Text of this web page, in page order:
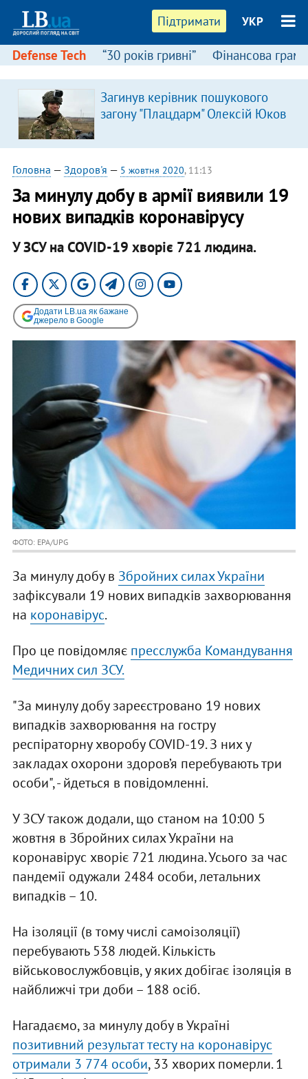
Підтримати УКР
Defense Tech “30 років гривні” Фінансова
Загинув керівник пошукового
загону "Плацдарм" Олексій Юков
Головна — Здоров'я — 5 жовтня 2020, 11:13
За минулу добу в армії виявили 19
нових випадків коронавірусу
У ЗСУ на COVID-19 хворіє 721 людина.
Додати LB.ua як бажане
джерело в Google
ФОТО: EPA/UPG
За минулу добу в Збройних силах України
зафіксували 19 нових випадків захворювання
на коронавірус.
Про це повідомляє пресслужба Командування
Медичних сил ЗСУ.
"За минулу добу зареєстровано 19 нових
випадків захворювання на гостру
респіраторну хворобу COVID-19. З них у
закладах охорони здоров’я перебувають три
особи", - йдеться в повідомленні.
У ЗСУ також додали, що станом на 10:00 5
жовтня в Збройних силах України на
коронавірус хворіє 721 людина. Усього за час
пандемії одужали 2484 особи, летальних
випадків – 10.
На ізоляції (в тому числі самоізоляції)
перебувають 538 людей. Кількість
військовослужбовців, у яких добігає ізоляція в
найближчі три доби – 188 осіб.
Нагадаємо, за минулу добу в Україні
позитивний результат тесту на коронавірус
отримали 3 774 особи, 33 хворих померли. 1